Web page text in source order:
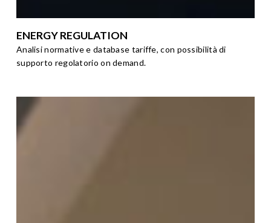
ENERGY REGULATION
Analisi normative e database tariffe, con possibilità di
supporto regolatorio on demand.